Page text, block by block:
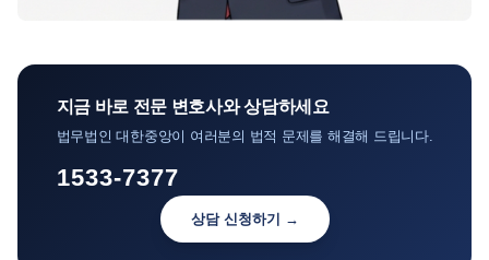
지금 바로 전문 변호사와 상담하세요
법무법인 대한중앙이 여러분의 법적 문제를 해결해 드립니다.
1533-7377
상담 신청하기 →